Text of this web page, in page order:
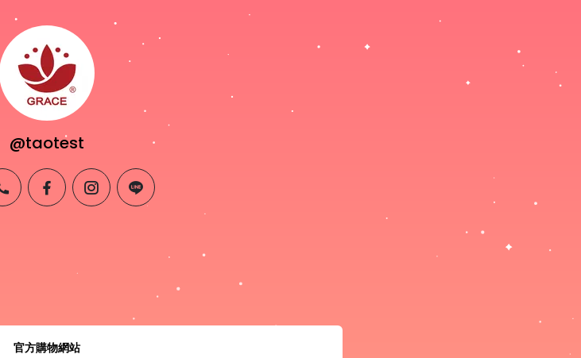
@taotest
phone facebookinstagram
line
官方購物網站